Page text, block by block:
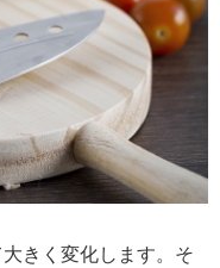
きく変化します。そ